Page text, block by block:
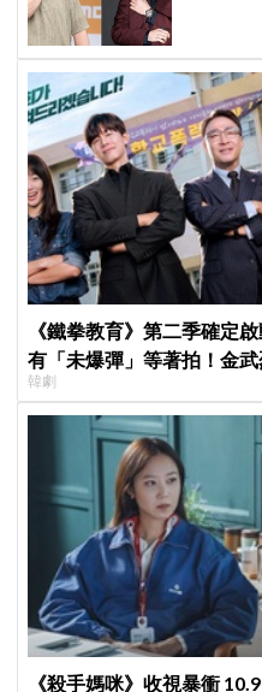
《鐵拳教育》第二季確定
有「未爆彈」等著拍！金
「打更大」
韓劇
《殺手媽咪》收視暴衝